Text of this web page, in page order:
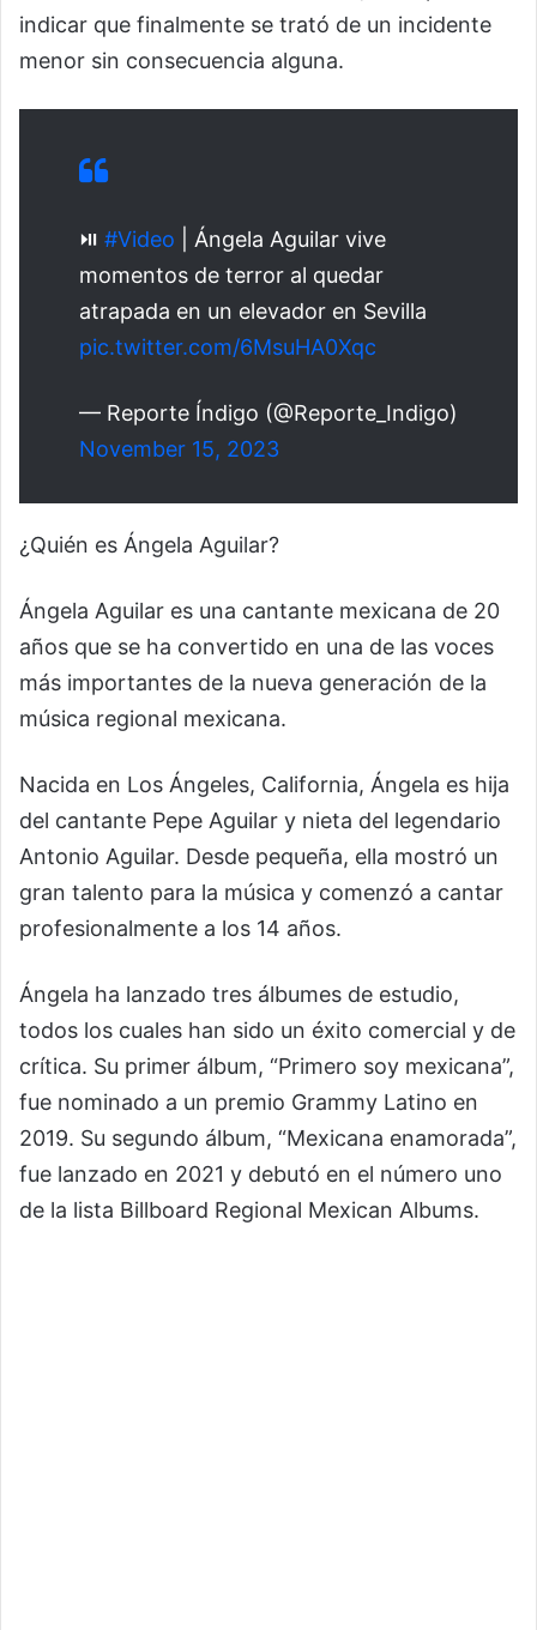
indicar que finalmente se trató de un incidente
menor sin consecuencia alguna.
⏯️ #Video | Ángela Aguilar vive
momentos de terror al quedar
atrapada en un elevador en Sevilla
pic.twitter.com/6MsuHA0Xqc
— Reporte Índigo (@Reporte_Indigo)
November 15, 2023
¿Quién es Ángela Aguilar?
Ángela Aguilar es una cantante mexicana de 20
años que se ha convertido en una de las voces
más importantes de la nueva generación de la
música regional mexicana.
Nacida en Los Ángeles, California, Ángela es hija
del cantante Pepe Aguilar y nieta del legendario
Antonio Aguilar. Desde pequeña, ella mostró un
gran talento para la música y comenzó a cantar
profesionalmente a los 14 años.
Ángela ha lanzado tres álbumes de estudio,
todos los cuales han sido un éxito comercial y de
crítica. Su primer álbum, “Primero soy mexicana”,
fue nominado a un premio Grammy Latino en
2019. Su segundo álbum, “Mexicana enamorada”,
fue lanzado en 2021 y debutó en el número uno
de la lista Billboard Regional Mexican Albums.